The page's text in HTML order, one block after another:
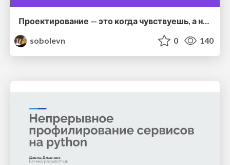
Проектирование — это когда чувствуешь, а не какие-то там циферки, Николай Хитров, PythoNN
sobolevn
0 140